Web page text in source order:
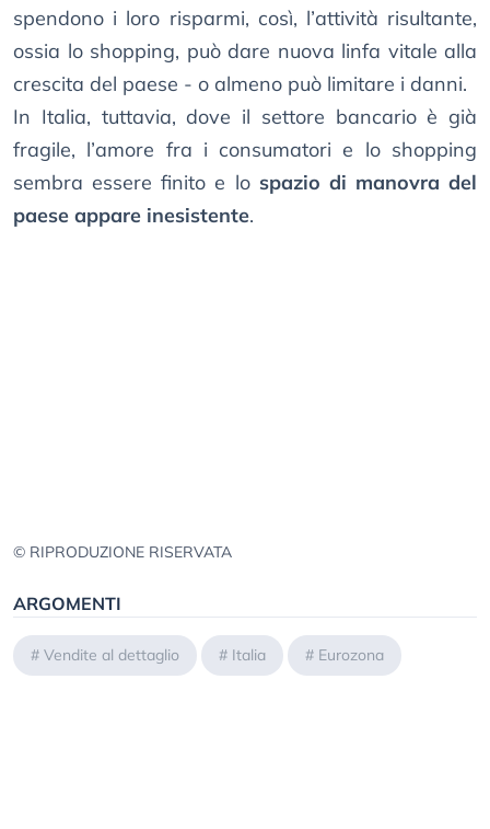
spendono i loro risparmi, così, l’attività risultante,
ossia lo shopping, può dare nuova linfa vitale alla
crescita del paese - o almeno può limitare i danni.
In Italia, tuttavia, dove il settore bancario è già
fragile, l’amore fra i consumatori e lo shopping
sembra essere finito e lo spazio di manovra del
paese appare inesistente.
© RIPRODUZIONE RISERVATA
ARGOMENTI
# Vendite al dettaglio # Italia # Eurozona